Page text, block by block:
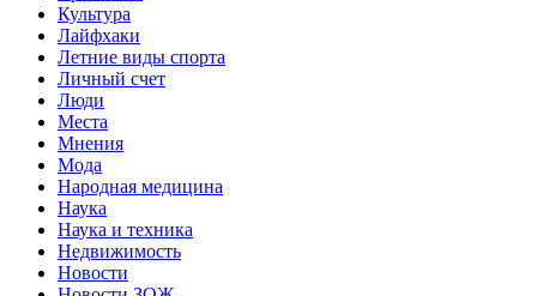
Культура
Лайфхаки
Летние виды спорта
Личный счет
Люди
Места
Мнения
Мода
Народная медицина
Наука
Наука и техника
Недвижимость
Новости